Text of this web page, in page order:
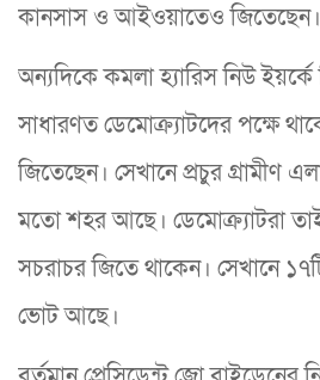
কানসাস ও আইওয়াতেও জিতেছেন।
অন্যদিকে কমলা হ্যারিস নিউ
সাধারণত ডেমোক্র্যাটদের পক্ষে
জিতেছেন। সেখানে প্রচুর গ্রামীণ
মতো শহর আছে। ডেমোক্র্যাটরা
সচরাচর জিতে থাকেন। সেখানে
ভোট আছে।